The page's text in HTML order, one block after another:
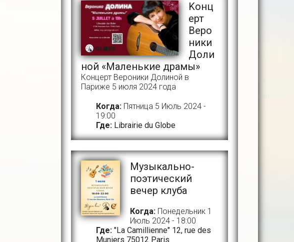
Kонц
ерт
Веро
ники
Доли
ной «Маленькие драмы»
Концерт Вероники Долиной в
Париже 5 июля 2024 года
Когда:Пятница 5 Июль 2024 -
19:00
Где: Librairie du Globe
Музыкально-
поэтический
вечер клуба
Когда:Понедельник 1
Июль 2024 - 18:00
Где: "La Camillienne" 12, rue des
Muniers 75012 Paris